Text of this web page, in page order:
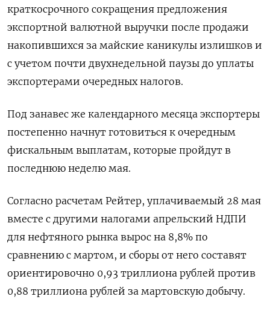
краткосрочного сокращения предложения
экспортной валютной выручки после продажи
накопившихся за майские каникулы излишков и
с учетом почти двухнедельной паузы до уплаты
экспортерами очередных налогов.
Под занавес же календарного месяца экспортеры
постепенно начнут готовиться к очередным
фискальным выплатам, которые пройдут в
последнюю неделю мая.
Согласно расчетам Рейтер, уплачиваемый 28 мая
вместе с другими налогами апрельский НДПИ
для нефтяного рынка вырос на 8,8% по
сравнению с мартом, и сборы от него составят
ориентировочно 0,93 триллиона рублей против
0,88 триллиона рублей за мартовскую добычу.